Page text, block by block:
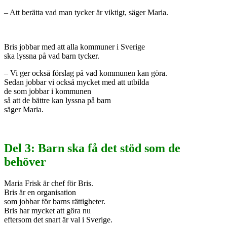
– Att berätta vad man tycker är viktigt, säger Maria.
Bris jobbar med att alla kommuner i Sverige
ska lyssna på vad barn tycker.
– Vi ger också förslag på vad kommunen kan göra.
Sedan jobbar vi också mycket med att utbilda
de som jobbar i kommunen
så att de bättre kan lyssna på barn
säger Maria.
Del 3: Barn ska få det stöd som de
behöver
Maria Frisk är chef för Bris.
Bris är en organisation
som jobbar för barns rättigheter.
Bris har mycket att göra nu
eftersom det snart är val i Sverige.